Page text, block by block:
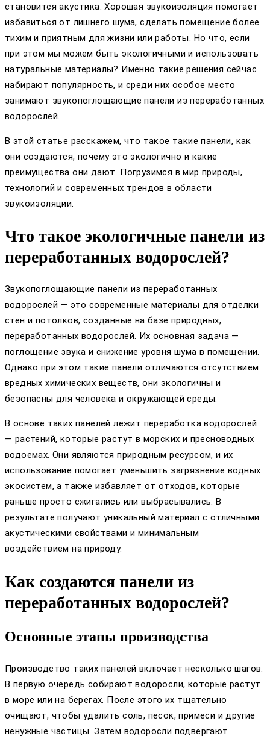
становится акустика. Хорошая звукоизоляция помогает
избавиться от лишнего шума, сделать помещение более
тихим и приятным для жизни или работы. Но что, если
при этом мы можем быть экологичными и использовать
натуральные материалы? Именно такие решения сейчас
набирают популярность, и среди них особое место
занимают звукопоглощающие панели из переработанных
водорослей.
В этой статье расскажем, что такое такие панели, как
они создаются, почему это экологично и какие
преимущества они дают. Погрузимся в мир природы,
технологий и современных трендов в области
звукоизоляции.
Что такое экологичные панели из
переработанных водорослей?
Звукопоглощающие панели из переработанных
водорослей — это современные материалы для отделки
стен и потолков, созданные на базе природных,
переработанных водорослей. Их основная задача —
поглощение звука и снижение уровня шума в помещении.
Однако при этом такие панели отличаются отсутствием
вредных химических веществ, они экологичны и
безопасны для человека и окружающей среды.
В основе таких панелей лежит переработка водорослей
— растений, которые растут в морских и пресноводных
водоемах. Они являются природным ресурсом, и их
использование помогает уменьшить загрязнение водных
экосистем, а также избавляет от отходов, которые
раньше просто сжигались или выбрасывались. В
результате получают уникальный материал с отличными
акустическими свойствами и минимальным
воздействием на природу.
Как создаются панели из
переработанных водорослей?
Основные этапы производства
Производство таких панелей включает несколько шагов.
В первую очередь собирают водоросли, которые растут
в море или на берегах. После этого их тщательно
очищают, чтобы удалить соль, песок, примеси и другие
ненужные частицы. Затем водоросли подвергают